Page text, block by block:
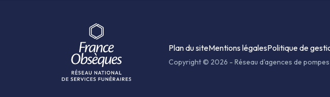
Plan du siteMentions légalesPolitique de
Copyright © 2026 - Réseau d'agences de